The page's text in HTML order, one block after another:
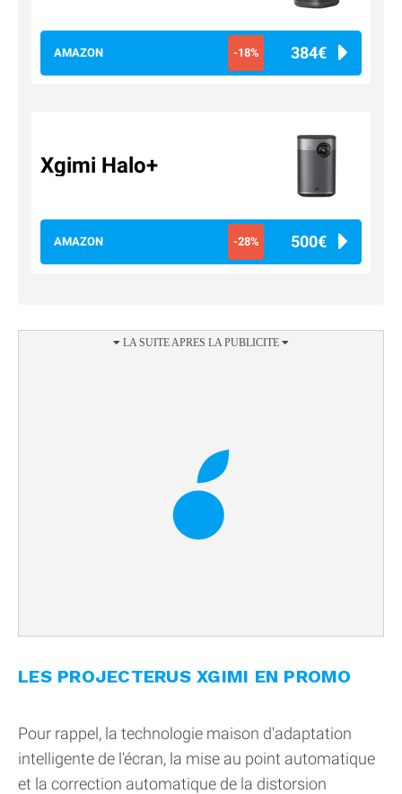
AMAZON -18% 384€
Xgimi Halo+
AMAZON -28% 500€
LES PROJECTERUS XGIMI EN PROMO
Pour rappel, la technologie maison d'adaptation
intelligente de l'écran, la mise au point automatique
et la correction automatique de la distorsion